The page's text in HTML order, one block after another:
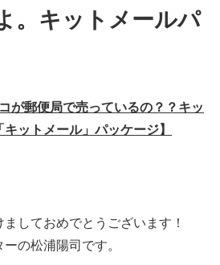
。キットメールパ
が郵便局で売っているの？？キッ
ットメール」パッケージ】
しておめでとうございます！
の松浦陽司です。